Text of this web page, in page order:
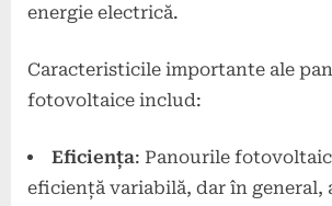
energie electrică.
Caracteristicile importante ale
fotovoltaice includ:
Eficiența: Panourile
eficiență variabilă, dar în general,